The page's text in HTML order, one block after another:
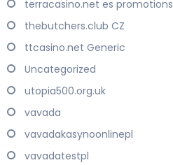
terracasino.net es promotions
thebutchers.club CZ
ttcasino.net Generic
Uncategorized
utopia500.org.uk
vavada
vavadakasynoonlinepl
vavadatestpl